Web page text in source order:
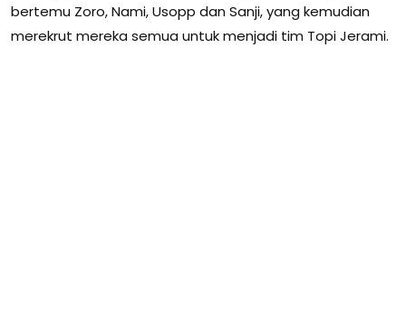
bertemu Zoro, Nami, Usopp dan Sanji, yang kemudian
merekrut mereka semua untuk menjadi tim Topi Jerami.